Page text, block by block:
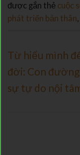
được gắn thẻ cuộc
phát triển bản thân,
Từ hiểu mình
đời: Con
sự tự do nội